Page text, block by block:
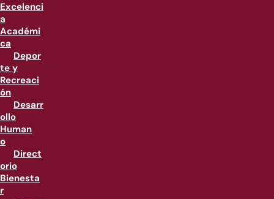
Excelenci
a
Académi
ca
Depor
te y
Recreaci
ón
Desarr
ollo
Human
o
Direct
orio
Bienesta
r